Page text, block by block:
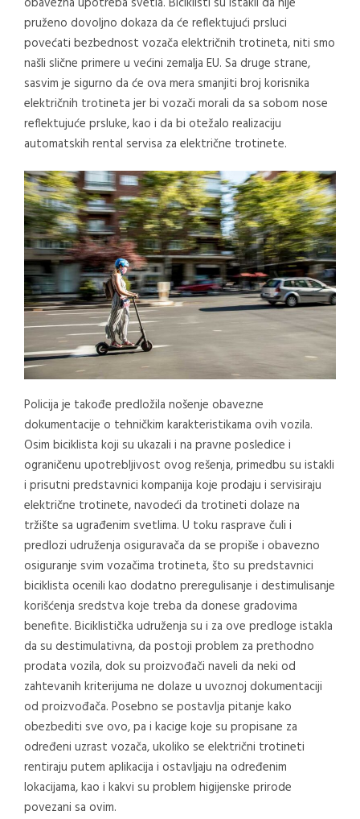
pruženo dovoljno dokaza da će reflektujući prsluci
povećati bezbednost vozača električnih trotineta, niti smo
našli slične primere u većini zemalja EU. Sa druge strane,
sasvim je sigurno da će ova mera smanjiti broj korisnika
električnih trotineta jer bi vozači morali da sa sobom nose
reflektujuće prsluke, kao i da bi otežalo realizaciju
automatskih rental servisa za električne trotinete.
Policija je takođe predložila nošenje obavezne
dokumentacije o tehničkim karakteristikama ovih vozila.
Osim biciklista koji su ukazali i na pravne posledice i
ograničenu upotrebljivost ovog rešenja, primedbu su istakli
i prisutni predstavnici kompanija koje prodaju i servisiraju
električne trotinete, navodeći da trotineti dolaze na
tržište sa ugrađenim svetlima. U toku rasprave čuli i
predlozi udruženja osiguravača da se propiše i obavezno
osiguranje svim vozačima trotineta, što su predstavnici
biciklista ocenili kao dodatno preregulisanje i destimulisanje
korišćenja sredstva koje treba da donese gradovima
benefite. Biciklistička udruženja su i za ove predloge istakla
da su destimulativna, da postoji problem za prethodno
prodata vozila, dok su proizvođači naveli da neki od
zahtevanih kriterijuma ne dolaze u uvoznoj dokumentaciji
od proizvođača. Posebno se postavlja pitanje kako
obezbediti sve ovo, pa i kacige koje su propisane za
određeni uzrast vozača, ukoliko se električni trotineti
rentiraju putem aplikacija i ostavljaju na određenim
lokacijama, kao i kakvi su problem higijenske prirode
povezani sa ovim.